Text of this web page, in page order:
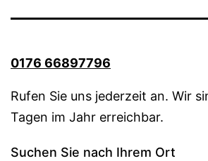
0176 66897796
Rufen Sie uns jederzeit an. Wir
Tagen im Jahr erreichbar.
Suchen Sie nach Ihrem Ort